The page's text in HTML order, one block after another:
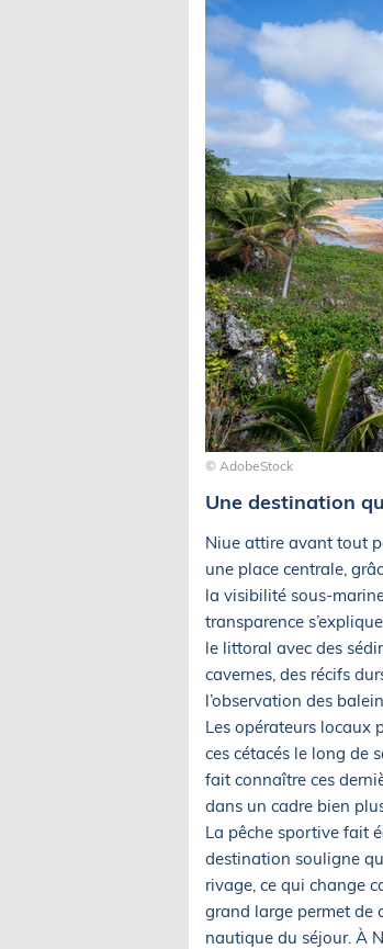
© AdobeStock
Une destination
Niue attire avant tout
une place centrale,
la visibilité sous-
transparence
le littoral avec des
cavernes, des récifs
l’observation des
Les opérateurs locaux
ces cétacés le long de
fait connaître ces
dans un cadre bien
La pêche sportive fait
destination souligne
rivage, ce qui change
grand large permet de
nautique du séjour. À